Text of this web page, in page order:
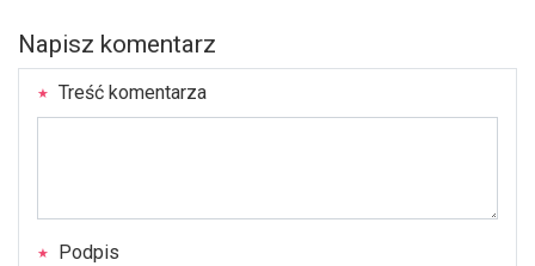
Napisz komentarz
Treść komentarza
Podpis